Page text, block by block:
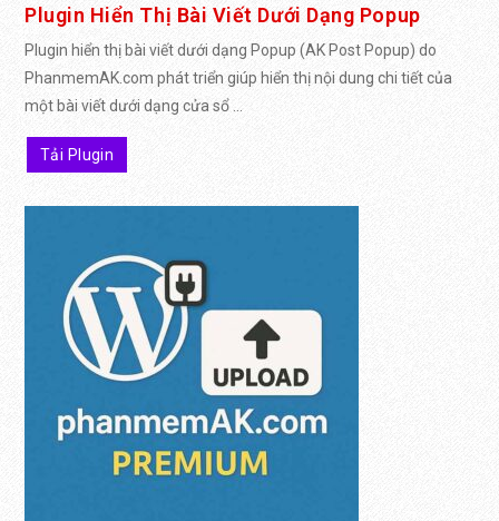
Plugin Hiển Thị Bài Viết Dưới Dạng Popup
Plugin hiển thị bài viết dưới dạng Popup (AK Post Popup) do
PhanmemAK.com phát triển giúp hiển thị nội dung chi tiết của
một bài viết dưới dạng cửa sổ ...
Tải Plugin